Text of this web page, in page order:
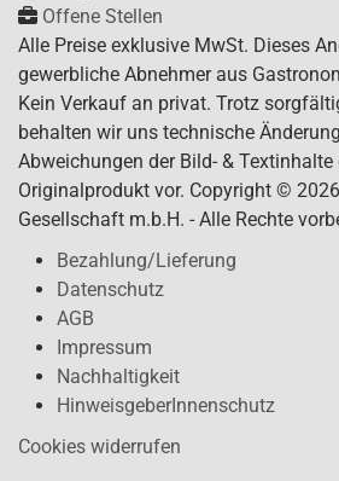
Offene Stellen
Alle Preise exklusive MwSt. Dieses
gewerbliche Abnehmer aus
Kein Verkauf an privat. Trotz
behalten wir uns technische
Abweichungen der Bild- & Textinhalte
Originalprodukt vor. Copyright ©
Gesellschaft m.b.H. - Alle Rechte
Bezahlung/Lieferung
Datenschutz
AGB
Impressum
Nachhaltigkeit
HinweisgeberInnenschutz
Cookies widerrufen